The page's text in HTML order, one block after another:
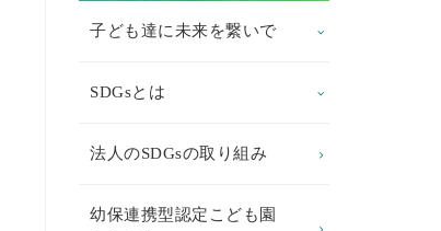
子ども達に未来を繋いで
SDGsとは
法人のSDGsの取り組み
幼保連携型認定こども園